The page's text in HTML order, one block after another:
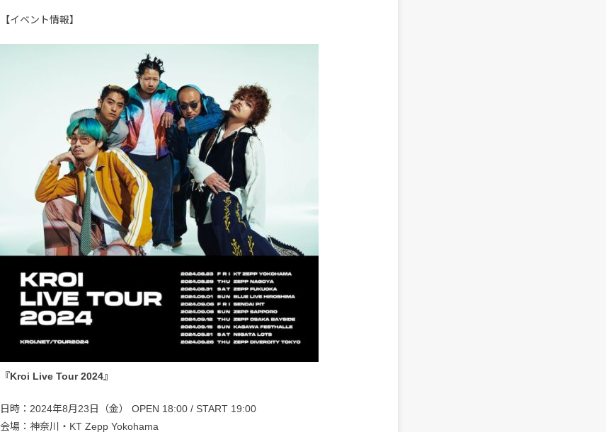
【イベント情報】
『Kroi Live Tour 2024』
日時：2024年8月23日（金） OPEN 18:00 / START 19:00
会場：神奈川・KT Zepp Yokohama